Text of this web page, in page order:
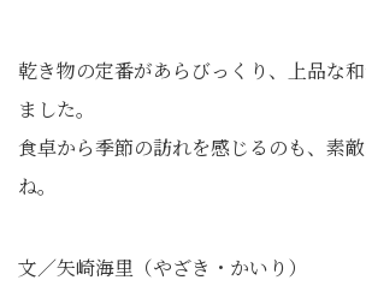
乾き物の定番があらびっくり、上品な
ました。
食卓から季節の訪れを感じるのも、素
ね。
文／矢崎海里（やざき・かいり）